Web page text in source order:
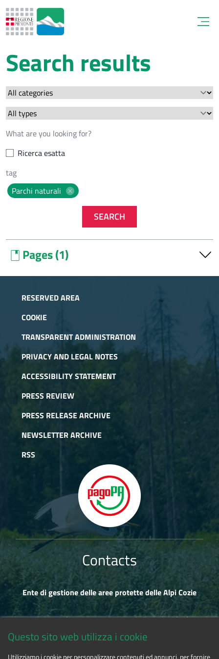
Search results
Ricerca esatta
Parchi naturali
SEARCH
bookPages (1)
Natural parks
RESERVED AREA
COOKIE
TRANSPARENT ADMINISTRATION
PRIVACY AND LEGAL NOTES
ACCESSIBILITY STATEMENT
PRESS REVIEW
PRESS RELEASE ARCHIVE
NEWSLETTER ARCHIVE
RSS
Contacts
Ente di gestione delle aree protette delle Alpi Cozie
Via Fransuà Fontan, 1 - 10050 Salbertrand (TO)
Questo sito web utilizza i cookie